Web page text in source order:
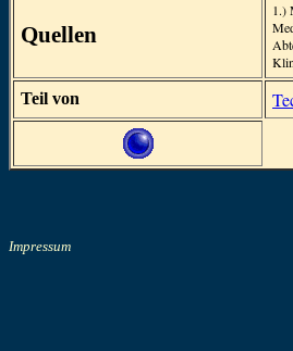
Quellen
1.)
Teil von
Impressum